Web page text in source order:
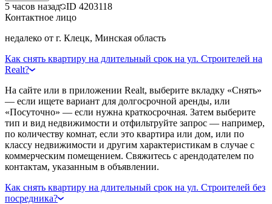
5 часов назад ID 4203118
Контактное лицо
недалеко от г. Клецк, Минская область
Как снять квартиру на длительный срок на ул. Строителей на
Realt?
На сайте или в приложении Realt, выберите вкладку «Снять»
— если ищете вариант для долгосрочной аренды, или
«Посуточно» — если нужна краткосрочная. Затем выберите
тип и вид недвижимости и отфильтруйте запрос — например,
по количеству комнат, если это квартира или дом, или по
классу недвижимости и другим характеристикам в случае с
коммерческим помещением. Свяжитесь с арендодателем по
контактам, указанным в объявлении.
Как снять квартиру на длительный срок на ул. Строителей без
посредника?